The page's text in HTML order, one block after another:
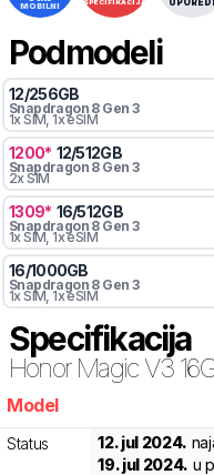
MOBILNI UPOREDI
Podmodeli
12/256GB
Snapdragon 8 Gen 3
1x SIM, 1x eSIM
1200* 12/512GB
Snapdragon 8 Gen 3
2x SIM
1309* 16/512GB
Snapdragon 8 Gen 3
1x SIM, 1x eSIM
16/1000GB
Snapdragon 8 Gen 3
1x SIM, 1x eSIM
Specifikacija
Honor Magic V3
Model
Status 12. jul 2024.
19. jul 2024. u